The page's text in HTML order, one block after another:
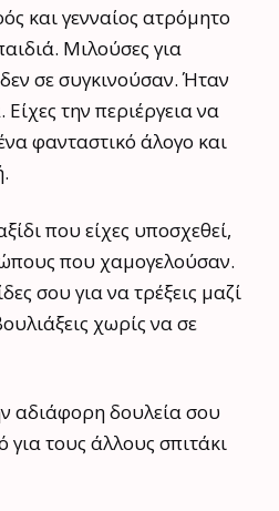
και γενναίος ατρόμητο
Μιλούσες για
δεν σε συγκινούσαν. Ήταν
Είχες την περιέργεια να
φανταστικό άλογο και
που είχες υποσχεθεί,
που χαμογελούσαν.
σου για να τρέξεις μαζί
χωρίς να σε
αδιάφορη δουλεία σου
για τους άλλους σπιτάκι